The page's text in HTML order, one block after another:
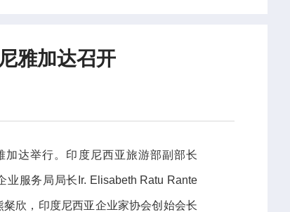
雅加达召开
达举行。印度尼西亚旅游部副部长
服务局局长Ir. Elisabeth Ratu Rante
欣，印度尼西亚企业家协会创始会长